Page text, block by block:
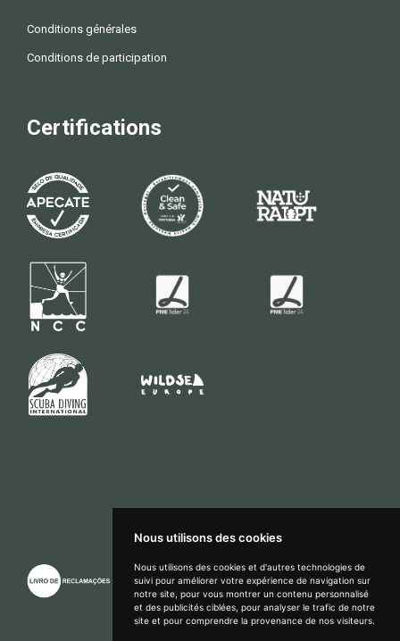
Nous utilisons des cookies
Nous utilisons des cookies et d'autres technologies de
suivi pour améliorer votre expérience de navigation sur
notre site, pour vous montrer un contenu personnalisé
et des publicités ciblées, pour analyser le trafic de notre
site et pour comprendre la provenance de nos visiteurs.
Conditions générales
Conditions de participation
Certifications
How can we help?